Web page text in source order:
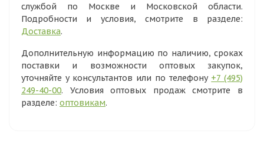
службой по Москве и Московской области.
Подробности и условия, смотрите в разделе:
Доставка.
Дополнительную информацию по наличию, сроках
поставки и возможности оптовых закупок,
уточняйте у консультантов или по телефону +7 (495)
249-40-00. Условия оптовых продаж смотрите в
разделе: оптовикам.